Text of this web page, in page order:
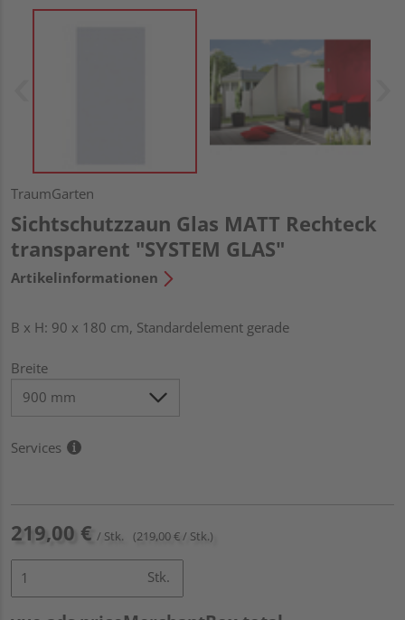
TraumGarten
Sichtschutzzaun Glas MATT Rechteck
transparent "SYSTEM GLAS"
Artikelinformationen
B x H: 90 x 180 cm, Standardelement gerade
Breite
Services
219,00 € / Stk. (219,00 € / Stk.)
Stk.